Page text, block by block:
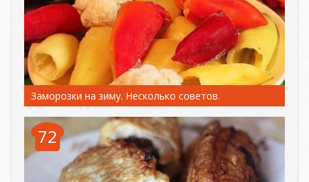
Заморозки на зиму. Несколько советов.
72